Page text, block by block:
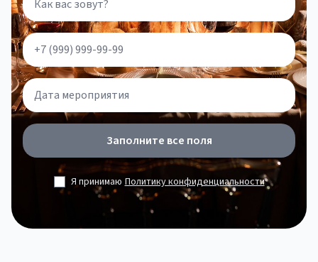
Заполните все поля
Я принимаю Политику конфиденциальности